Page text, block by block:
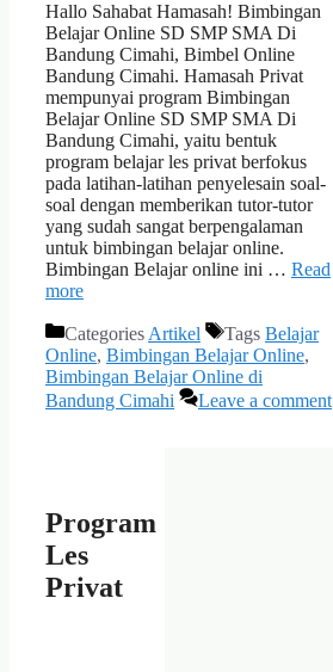
Hallo Sahabat Hamasah! Bimbingan
Belajar Online SD SMP SMA Di
Bandung Cimahi, Bimbel Online
Bandung Cimahi. Hamasah Privat
mempunyai program Bimbingan
Belajar Online SD SMP SMA Di
Bandung Cimahi, yaitu bentuk
program belajar les privat berfokus
pada latihan-latihan penyelesain soal-
soal dengan memberikan tutor-tutor
yang sudah sangat berpengalaman
untuk bimbingan belajar online.
Bimbingan Belajar online ini … Read
more
Categories Artikel Tags Belajar
Online, Bimbingan Belajar Online,
Bimbingan Belajar Online di
Bandung Cimahi
Leave a comment
Program
Les
Privat